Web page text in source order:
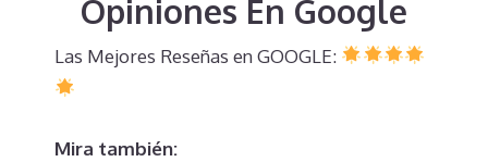
Opiniones En Google
Las Mejores Reseñas en GOOGLE:
Mira también: